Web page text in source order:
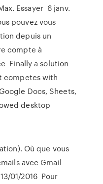
Essayer 6 janv.
pouvez vous
depuis un
compte à
Finally a solution
competes with
Docs, Sheets,
desktop
Où que vous
avec Gmail
01/2016 Pour